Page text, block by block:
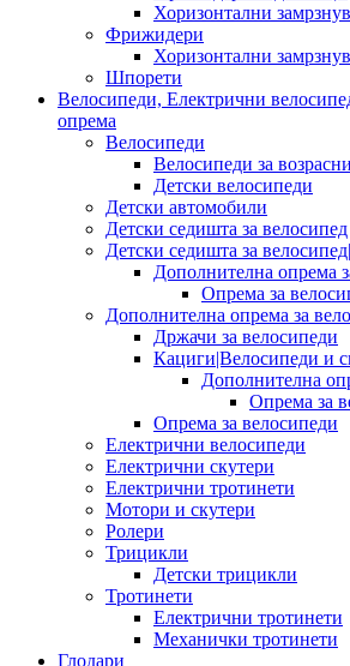
Хоризонтални
Фрижидери
Хоризонтални
Шпорети
Велосипеди, Електрични
опрема
Велосипеди
Велосипеди за возрасни
Детски велосипеди
Детски автомобили
Детски седишта за велосипед
Детски седишта за
Дополнителна опрема
Опрема за
Дополнителна опрема за
Држачи за велосипеди
Кациги|Велосипеди и
Дополнителна
Опрема за
Опрема за велосипеди
Електрични велосипеди
Електрични скутери
Електрични тротинети
Мотори и скутери
Ролери
Трицикли
Детски трицикли
Тротинети
Електрични тротинети
Механички тротинети
Глодари